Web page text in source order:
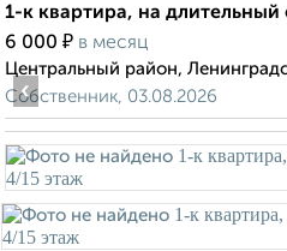
1-к квартира, на
6 000 ₽ в месяц
Центральный район,
Собственник, 03.08.2026
‹